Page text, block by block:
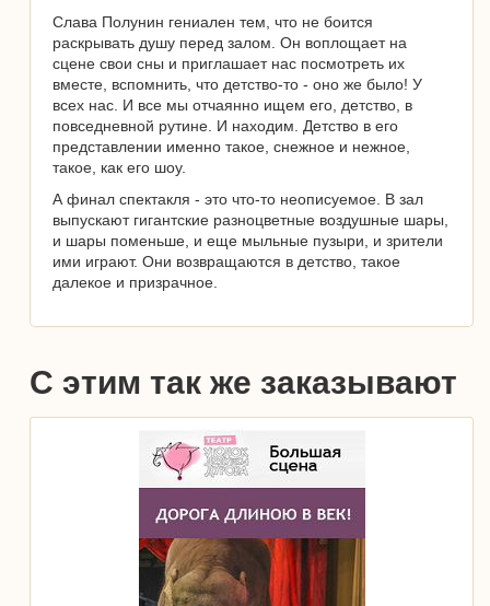
Слава Полунин гениален тем, что не боится
раскрывать душу перед залом. Он воплощает на
сцене свои сны и приглашает нас посмотреть их
вместе, вспомнить, что детство-то - оно же было! У
всех нас. И все мы отчаянно ищем его, детство, в
повседневной рутине. И находим. Детство в его
представлении именно такое, снежное и нежное,
такое, как его шоу.
А финал спектакля - это что-то неописуемое. В зал
выпускают гигантские разноцветные воздушные шары,
и шары поменьше, и еще мыльные пузыри, и зрители
ими играют. Они возвращаются в детство, такое
далекое и призрачное.
С этим так же заказывают